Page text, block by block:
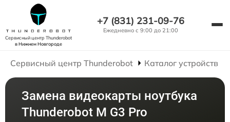
Сервисный центр Thunderobot
в Нижнем Новгороде
+7 (831) 231-09-76
Ежедневно с 9:00 до 21:00
Сервисный центр Thunderobot Каталог устройств
Замена видеокарты ноутбука
Thunderobot M G3 Pro